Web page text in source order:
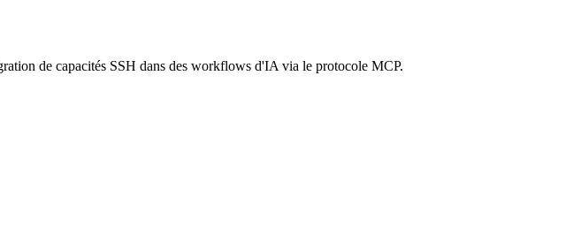
de capacités SSH dans des workflows d'IA via le protocole MCP.